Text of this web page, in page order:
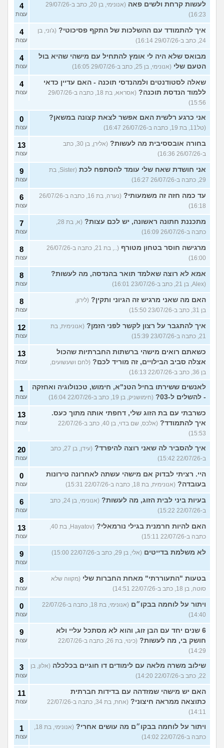
לעשות קרחת ולשים פאה
(אנונימי, בן 20, כתב ב-29/07/26
16:23)
4
עצות
איך להתמודד עם ההשלכות של התקף פסיכוטי? (ג'וני, בן
24, כתב ב-29/07/26 16:14)
4
עצות
מבואס שלא היה לי אומץ להתחיל עם מישהי שהיא בול
הטעם שלי (אנונימי, בן 25, כתב ב-29/07/26 16:05)
4
עצות
שאלה לסטודנטים ולמהנדסי תוכנה - האם עדיין כדאי
ללמוד הנדסת תוכנה?
(אסראא, בת 18, כתבה ב-29/07/26
15:56)
4
עצות
אני כרגע רלשית האם אפשר לצאת קצונה במשאן?
(טל11, בת 19, כתבה ב-26/07/26 16:47)
0
עצות
בחורה אובססיבית מה לעשות?
(אלירן, בן 30, כתב
ב-26/07/26 16:36)
13
עצות
אני חושדת שאח שלי עומד להסתפח לכת
(Sister, בת
29, כתבה ב-26/07/26 16:27)
9
עצות
עד כמה חזה זה משמעותי?
(נערה, בת 16, כתבה ב-26/07/26
16:18)
6
עצות
מתכננת חתונה ראשונה, יש לכם עצות?
(א, בת 28,
כתבה ב-26/07/26 16:09)
7
עצות
מרגישה חוסר בטחון מטורף
(.., בת 21, כתבה ב-26/07/26
16:00)
8
עצות
אמא לא רוצה שאלמד תואר בהנדסה, מה לעשות?
(Alex, בן 21, כתב ב-23/07/26 16:01)
8
עצות
האם מה שאני מרגיש זה הגיוני ותקין? (לירון,
בן 31, כתב ב-23/07/26 15:50)
8
עצות
איך להתגבר על רצון לקשר לפני הזמן? (אנונימית, בת
21, כתבה ב-23/07/26 15:39)
12
עצות
כשאתם רואים מישהי ברשתות החברתיות שהכול
אצלה סביב הבילויים, זה מוריד לכם? (לחם ושעשועים,
בן 36, כתב ב-22/07/26 16:13)
13
עצות
לאנשים ששירתו בחיל הטנ"א, חימוש, טכנולוגיה ואחזקה
- להשלים ל-03?
(חימושניק, בן 19, כתב ב-22/07/26 16:04)
1
עצות
כשרבתי עם בת הזוג שלי, דחפתי אותה מתוך כעס.
איך להתמודד?
(אלכס, שם בדוי, בן 40, כתב ב-22/07/26
15:53)
13
עצות
איך להסביר לה שאני רוצה להיפרד?
(עידן, בן 27, כתב
ב-22/07/26 15:42)
20
עצות
היי. רציתי לבדוק אם מישהי עשתה לאחרונה טירונות
בעובדה? (אנונימית, בת 18, כתבה ב-22/07/26 15:31)
0
עצות
בעיות ביני לבית הזוג, מה לעשות?
(אנונימי, בן 24, כתב
ב-22/07/26 15:22)
6
עצות
האם להיות חרמנית בגילי נורמאלי?
(Hayatov, בת 40,
כתבה ב-22/07/26 15:11)
13
עצות
לא משלמת בדייטים (אלי, בן 29, כתב ב-22/07/26 15:00) 9
עצות
בטעות "התעוררתי" מאחת החברות שלי (מקווה שלא
סוטה, בן 18, כתב ב-22/07/26 14:51)
8
עצות
ויתור על לוחמה בבקו״ם
(אנונימי, בת 18, כתבה ב-22/07/26
14:40)
0
עצות
6 שנים יחד עם הבן זוג, והוא לא מסתכל עליי ולא
חושק בי, מה לעשות?
(כינוי, בת 26, כתבה ב-22/07/26
14:29)
9
עצות
שילוב משרה מלאה עם לימודים דו חוגיים בכלכלה (אלון, בן
22, כתב ב-22/07/26 14:20)
3
עצות
האם יש מישהי שמזדהה עם בדידות חברתית
כתוצאה ממראה חיצוני?
(אחת, בת 34, כתבה ב-22/07/26
14:11)
11
עצות
ויתור על לוחמה בבקו״ם מה עושים אחרי?
(אנונימי, בת 18,
כתבה ב-22/07/26 14:02)
1
עצות